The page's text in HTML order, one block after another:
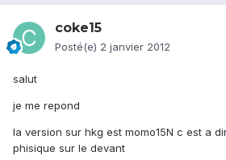
coke15
Posté(e) 2 janvier 2012
salut
je me repond
la version sur hkg est momo15N c est a
phisique sur le devant